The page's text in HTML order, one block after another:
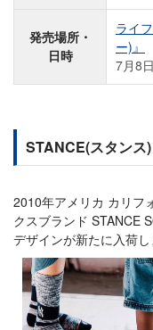
発売場所・
日時
ライ
ー)』
7月8
STANCE(スタンス
2010年アメリカ カリフ
クスブランド STANCE
デザインが新たに入荷し